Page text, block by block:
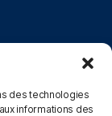
des technologies
informations des